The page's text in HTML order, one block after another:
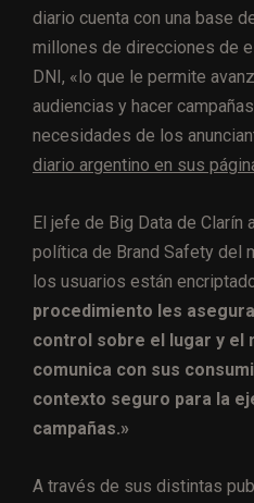
diario cuenta con una base
millones de direcciones de
DNI, «lo que le permite
audiencias y hacer
necesidades de los
diario argentino en sus
El jefe de Big Data de Clarín
política de Brand Safety del
los usuarios están
procedimiento les
control sobre el lugar y el
comunica con sus
contexto seguro para la
campañas.»
A través de sus distintas